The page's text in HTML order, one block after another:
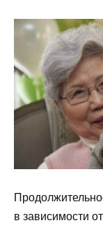
в зависимости